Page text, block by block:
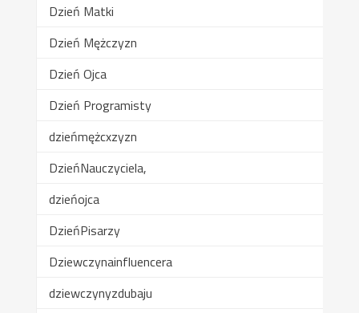
Dzień Matki
Dzień Mężczyzn
Dzień Ojca
Dzień Programisty
dzieńmężcxzyzn
DzieńNauczyciela,
dzieńojca
DzieńPisarzy
Dziewczynainfluencera
dziewczynyzdubaju